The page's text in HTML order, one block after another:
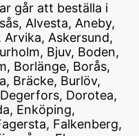
går att beställa i
Alvesta, Aneby,
Askersund,
Bjuv, Boden,
Borlänge, Borås,
Bräcke, Burlöv,
Dorotea,
Enköping,
Falkenberg,